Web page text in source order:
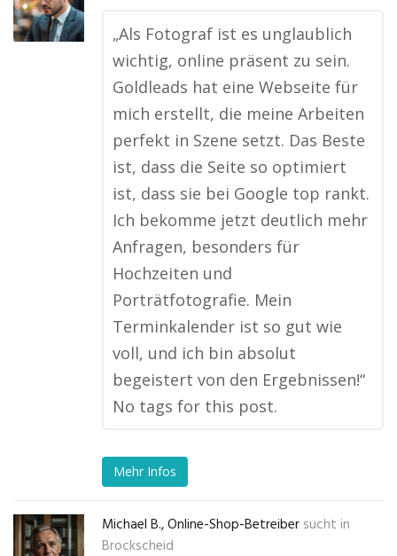
„Als Fotograf ist es unglaublich
wichtig, online präsent zu sein.
Goldleads hat eine Webseite für
mich erstellt, die meine Arbeiten
perfekt in Szene setzt. Das Beste
ist, dass die Seite so optimiert
ist, dass sie bei Google top rankt.
Ich bekomme jetzt deutlich mehr
Anfragen, besonders für
Hochzeiten und
Porträtfotografie. Mein
Terminkalender ist so gut wie
voll, und ich bin absolut
begeistert von den Ergebnissen!“
No tags for this post.
Mehr Infos
Michael B., Online-Shop-Betreiber sucht in
Brockscheid